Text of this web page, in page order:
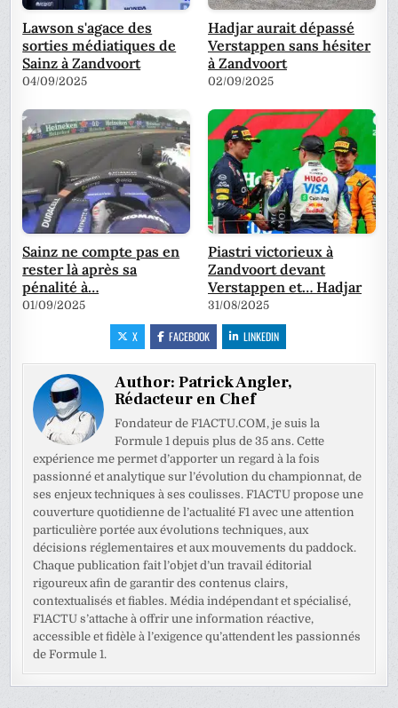
Lawson s'agace des
sorties médiatiques de
Sainz à Zandvoort
04/09/2025
Hadjar aurait dépassé
Verstappen sans hésiter
à Zandvoort
02/09/2025
Sainz ne compte pas en
rester là après sa
pénalité à…
01/09/2025
Piastri victorieux à
Zandvoort devant
Verstappen et… Hadjar
31/08/2025
X FACEBOOK LINKEDIN
Author:Patrick Angler,
Rédacteur en Chef
Fondateur de F1ACTU.COM, je suis la
Formule 1 depuis plus de 35 ans. Cette
expérience me permet d’apporter un regard à la fois
passionné et analytique sur l’évolution du championnat, de
ses enjeux techniques à ses coulisses. F1ACTU propose une
couverture quotidienne de l’actualité F1 avec une attention
particulière portée aux évolutions techniques, aux
décisions réglementaires et aux mouvements du paddock.
Chaque publication fait l’objet d’un travail éditorial
rigoureux afin de garantir des contenus clairs,
contextualisés et fiables. Média indépendant et spécialisé,
F1ACTU s’attache à offrir une information réactive,
accessible et fidèle à l’exigence qu’attendent les passionnés
de Formule 1.